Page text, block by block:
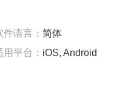
件语言： 简体
用平台： iOS, Android